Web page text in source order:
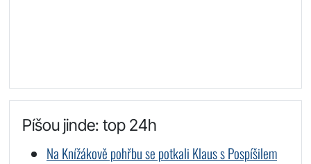
Píšou jinde: top 24h
Na Knížákově pohřbu se potkali Klaus s Pospíšilem